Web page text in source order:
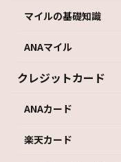
マイルの基礎知識
ANAマイル
クレジットカード
ANAカード
楽天カード